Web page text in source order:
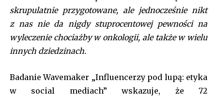
skrupulatnie przygotowane, ale jednocześnie nikt
z nas nie da nigdy stuprocentowej pewności na
wyleczenie chociażby w onkologii, ale także w wielu
innych dziedzinach.
Badanie Wavemaker „Influencerzy pod lupą: etyka
w social mediach” wskazuje, że 72